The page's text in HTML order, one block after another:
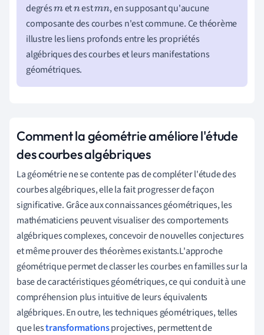
degrésmetnestmn , en supposant qu'aucune
composante des courbes n'est commune. Ce théorème
illustre les liens profonds entre les propriétés
algébriques des courbes et leurs manifestations
géométriques.
Comment la géométrie améliore l'étude
des courbes algébriques
La géométrie ne se contente pas de compléter l'étude des
courbes algébriques, elle la fait progresser de façon
significative. Grâce aux connaissances géométriques, les
mathématiciens peuvent visualiser des comportements
algébriques complexes, concevoir de nouvelles conjectures
et même prouver des théorèmes existants.L'approche
géométrique permet de classer les courbes en familles sur la
base de caractéristiques géométriques, ce qui conduit à une
compréhension plus intuitive de leurs équivalents
algébriques. En outre, les techniques géométriques, telles
que lestransformationsprojectives, permettent de